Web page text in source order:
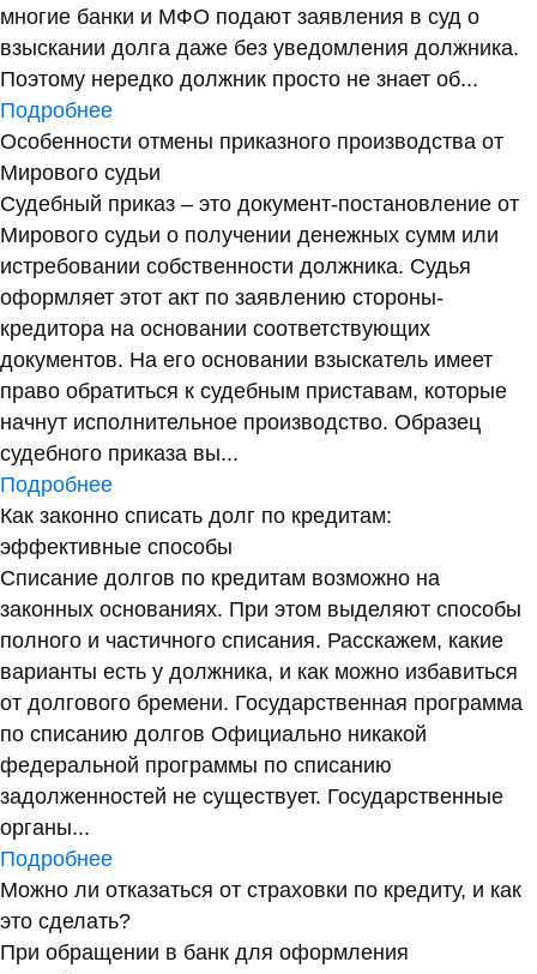
многие банки и МФО подают заявления в суд о
взыскании долга даже без уведомления должника.
Поэтому нередко должник просто не знает об...
Подробнее
Особенности отмены приказного производства от
Мирового судьи
Судебный приказ – это документ-постановление от
Мирового судьи о получении денежных сумм или
истребовании собственности должника. Судья
оформляет этот акт по заявлению стороны-
кредитора на основании соответствующих
документов. На его основании взыскатель имеет
право обратиться к судебным приставам, которые
начнут исполнительное производство. Образец
судебного приказа вы...
Подробнее
Как законно списать долг по кредитам:
эффективные способы
Списание долгов по кредитам возможно на
законных основаниях. При этом выделяют способы
полного и частичного списания. Расскажем, какие
варианты есть у должника, и как можно избавиться
от долгового бремени. Государственная программа
по списанию долгов Официально никакой
федеральной программы по списанию
задолженностей не существует. Государственные
органы...
Подробнее
Можно ли отказаться от страховки по кредиту, и как
это сделать?
При обращении в банк для оформления